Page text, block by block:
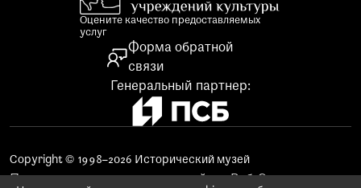
Генеральный партнер:
Оцените качество предоставляемых
услуг
Форма обратной
связи
Copyright © 1998–2026 Исторический музей